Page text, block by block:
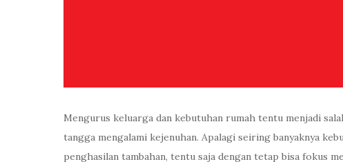
Mengurus keluarga dan kebutuhan rumah tentu menjadi
tangga mengalami kejenuhan. Apalagi seiring banyaknya
penghasilan tambahan, tentu saja dengan tetap bisa fokus